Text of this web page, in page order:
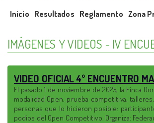
Inicio Resultados Reglamento Zona
IMÁGENES Y VIDEOS - IV
VIDEO OFICIAL 4º ENCUENTRO
El pasado 1 de noviembre de 2025, la Finca
modalidad Open, prueba competitiva,
personas que lo hicieron posible:
podios del Open Competitivo. Organiza: